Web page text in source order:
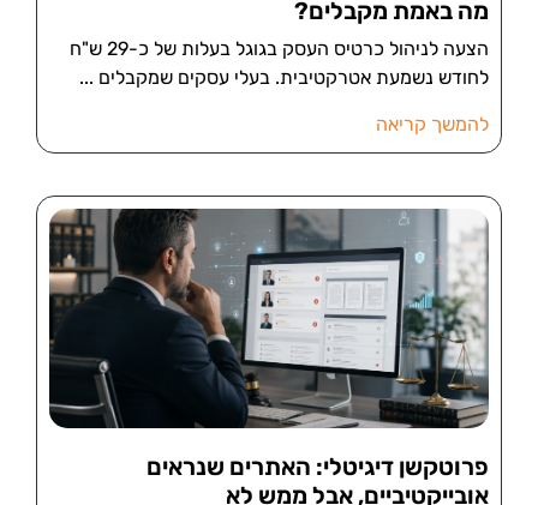
מה באמת מקבלים?
הצעה לניהול כרטיס העסק בגוגל בעלות של כ-29 ש"ח
לחודש נשמעת אטרקטיבית. בעלי עסקים שמקבלים
להמשך קריאה
פרוטקשן דיגיטלי: האתרים שנראים
אובייקטיביים, אבל ממש לא